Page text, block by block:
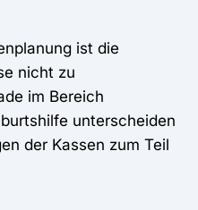
ist die
nicht zu
im Bereich
unterscheiden
der Kassen zum Teil